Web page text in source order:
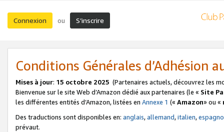
Connexion ou S’inscrire
Conditions Générales d’Adhésion
Mises à jour: 15 octobre 2025 (Partenaires actuels, découvrez les
Bienvenue sur le site Web d’Amazon dédié aux partenaires (le « Site
les différentes entités d’Amazon, listées en Annexe 1 (« Amazon» ou «
Des traductions sont disponibles en: anglais,allemand,italien,
prévaut.